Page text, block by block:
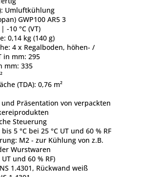
Umluftkühlung
GWP100 AR5 3
-10 °C (VT)
0,14 kg (140 g)
4 x Regalboden, höhen- /
in mm: 295
mm: 335
(TDA): 0,76 m²
Präsentation von verpackten
Steuerung
bis 5 °C bei 25 °C UT und 60 % RF
M2 - zur Kühlung von z.B.
Wurstwaren
UT und 60 % RF)
1.4301, Rückwand weiß